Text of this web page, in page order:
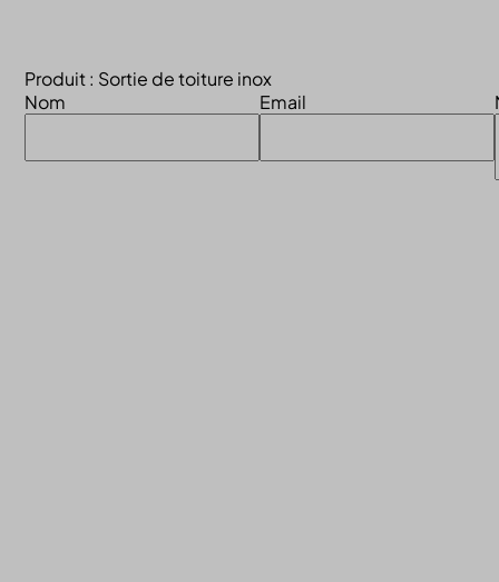
Produit : Sortie de toiture inox
Nom
Email